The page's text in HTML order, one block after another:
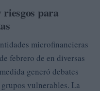
para
microfinancieras
febrero de en diversas
generó debates
vulnerables. La